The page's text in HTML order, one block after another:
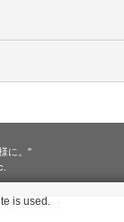
に。"
reserved.
is used.